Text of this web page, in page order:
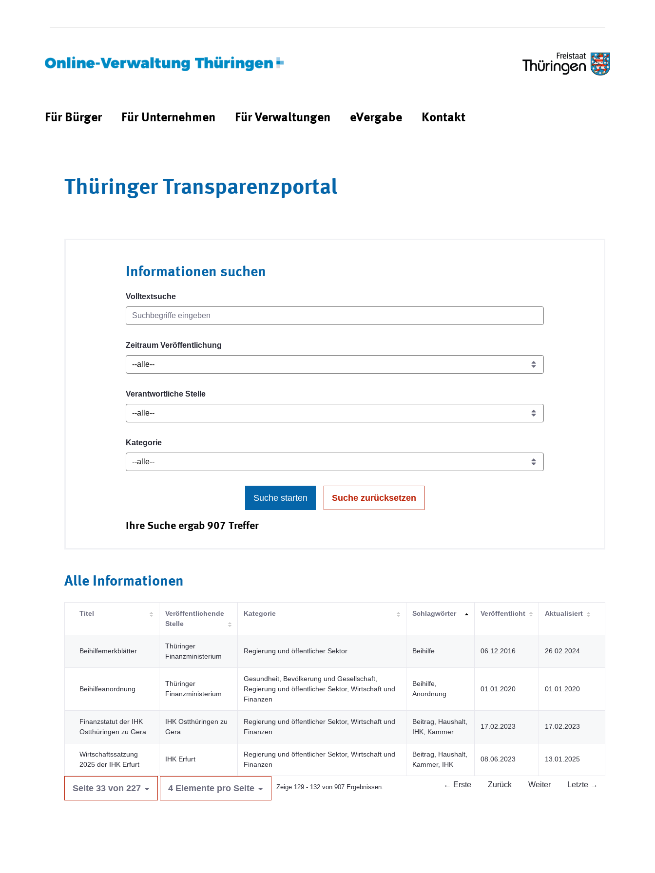
Für Bürger Für Unternehmen Für Verwaltungen eVergabe Kontakt
Thüringer Transparenzportal
Informationen suchen
Volltextsuche
Zeitraum Veröffentlichung
Verantwortliche Stelle
Kategorie
Suche starten Suche zurücksetzen
Ihre Suche ergab 907 Treffer
Alle Informationen
Titel
Veröffentlichende
Stelle
Kategorie Schlagwörter Veröffentlicht Aktualisiert
Beihilfemerkblätter
Thüringer
Finanzministerium
Regierung und öffentlicher Sektor Beihilfe 06.12.2016 26.02.2024
Beihilfeanordnung
Thüringer
Finanzministerium
Gesundheit, Bevölkerung und Gesellschaft,
Regierung und öffentlicher Sektor, Wirtschaft und
Finanzen
Beihilfe,
Anordnung
01.01.2020 01.01.2020
Finanzstatut der IHK
Ostthüringen zu Gera
IHK Ostthüringen zu
Gera
Regierung und öffentlicher Sektor, Wirtschaft und
Finanzen
Beitrag, Haushalt,
IHK, Kammer
17.02.2023 17.02.2023
Wirtschaftssatzung
2025 der IHK Erfurt
IHK Erfurt
Regierung und öffentlicher Sektor, Wirtschaft und
Finanzen
Beitrag, Haushalt,
Kammer, IHK
08.06.2023 13.01.2025
Seite 33 von 227 4 Elemente pro Seite Zeige 129 - 132 von 907 Ergebnissen. ← Erste Zurück Weiter Letzte →